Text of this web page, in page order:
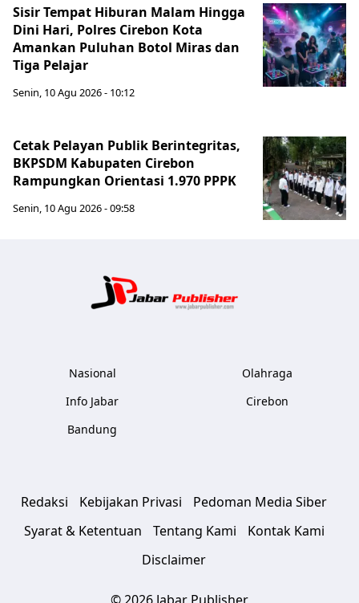
Sisir Tempat Hiburan Malam Hingga
Dini Hari, Polres Cirebon Kota
Amankan Puluhan Botol Miras dan
Tiga Pelajar
Senin, 10 Agu 2026 - 10:12
Cetak Pelayan Publik Berintegritas,
BKPSDM Kabupaten Cirebon
Rampungkan Orientasi 1.970 PPPK
Senin, 10 Agu 2026 - 09:58
Nasional
Info Jabar
Bandung
Olahraga
Cirebon
Redaksi Kebijakan Privasi
Pedoman Media Siber
Syarat & Ketentuan
Tentang Kami
Kontak Kami
Disclaimer